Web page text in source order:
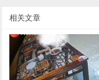
相关文章